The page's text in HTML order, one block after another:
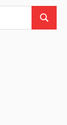
Suchen